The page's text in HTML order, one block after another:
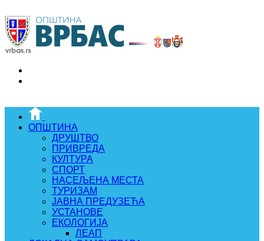
ОПШТИНА
ДРУШТВО
ПРИВРЕДА
КУЛТУРА
СПОРТ
НАСЕЉЕНА МЕСТА
ТУРИЗАМ
ЈАВНА ПРЕДУЗЕЋА
УСТАНОВЕ
ЕКОЛОГИЈА
ЛЕАП